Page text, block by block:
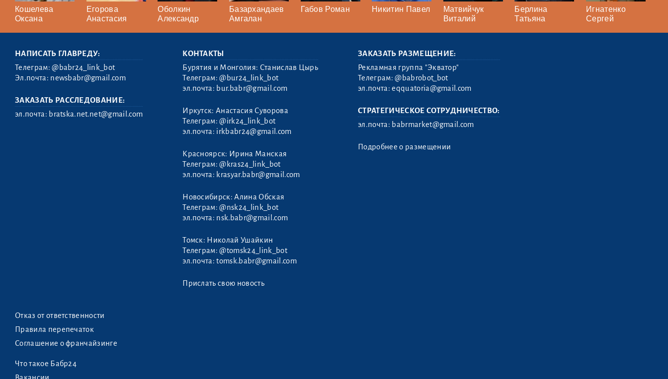
Кошелева
Оксана
Егорова
Анастасия
Оболкин
Александр
Базархандаев
Амгалан
Габов Роман Никитин Павел
Матвийчук
Виталий
Берлина
Татьяна
Игнатенко
Сергей
НАПИСАТЬ ГЛАВРЕДУ:
Телеграм:@babr24_link_bot
Эл.почта: newsbabr@gmail.com
ЗАКАЗАТЬ РАССЛЕДОВАНИЕ:
эл.почта: bratska.net.net@gmail.com
КОНТАКТЫ
Бурятия и Монголия: Станислав Цырь
Телеграм:@bur24_link_bot
эл.почта: bur.babr@gmail.com
Иркутск: Анастасия Суворова
Телеграм:@irk24_link_bot
эл.почта: irkbabr24@gmail.com
Красноярск: Ирина Манская
Телеграм:@kras24_link_bot
эл.почта: krasyar.babr@gmail.com
Новосибирск: Алина Обская
Телеграм:@nsk24_link_bot
эл.почта: nsk.babr@gmail.com
Томск: Николай Ушайкин
Телеграм:@tomsk24_link_bot
эл.почта:tomsk.babr@gmail.com
Прислать свою новость
ЗАКАЗАТЬ РАЗМЕЩЕНИЕ:
Рекламная группа "Экватор"
Телеграм:@babrobot_bot
эл.почта:eqquatoria@gmail.com
СТРАТЕГИЧЕСКОЕ СОТРУДНИЧЕСТВО:
эл.почта: babrmarket@gmail.com
Подробнее о размещении
Отказ от ответственности
Правила перепечаток
Соглашение о франчайзинге
Что такое Бабр24